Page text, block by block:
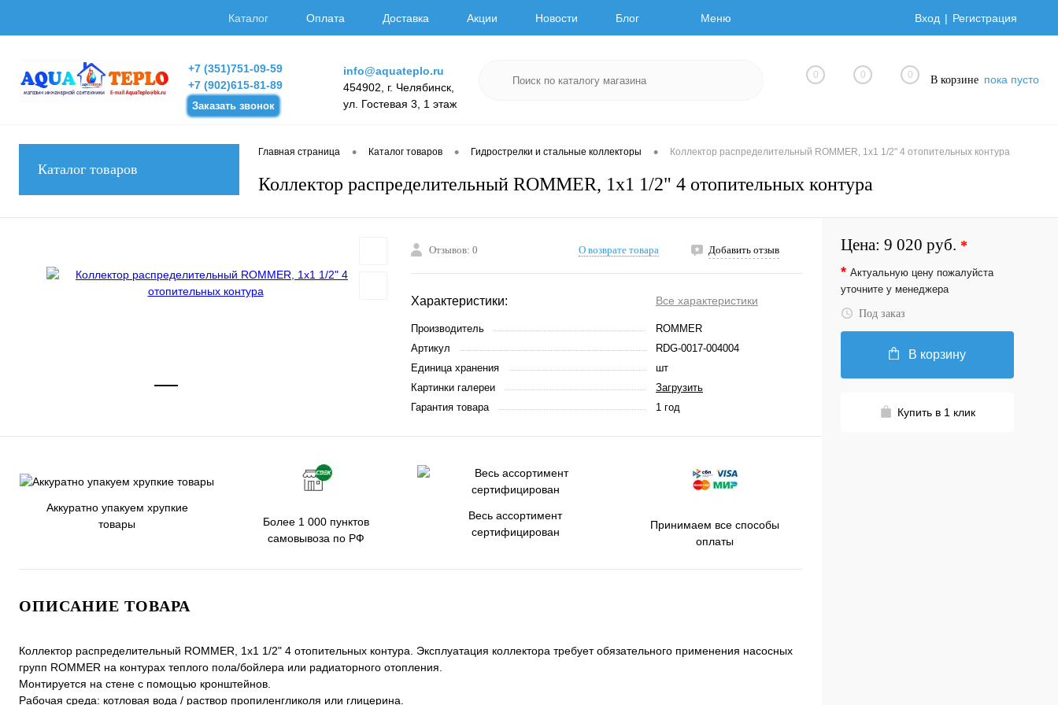
Каталог Оплата Доставка Акции Новости Блог Меню Вход Регистрация
+7 (351)751-09-59
+7 (902)615-81-89
Заказать звонок
info@aquateplo.ru
454902, г. Челябинск,
ул. Гостевая 3, 1 этаж
0 0 0 В корзине пока пусто
Каталог товаров
Главная страница • Каталог товаров • Гидрострелки и стальные коллекторы • Коллектор распределительный ROMMER, 1х1 1/2" 4 отопительных контура
Коллектор распределительный ROMMER, 1х1 1/2" 4 отопительных контура
Отзывов: 0 О возврате товара Добавить отзыв
Характеристики: Все характеристики
Производитель
ROMMER
Артикул
RDG-0017-004004
Единица хранения
шт
Картинки галереи
Загрузить
Гарантия товара
1 год
Аккуратно упакуем хрупкие
товары
Более 1 000 пунктов
самовывоза по РФ
Весь ассортимент
сертифицирован
Принимаем все способы
оплаты
ОПИСАНИЕ ТОВАРА
Коллектор распределительный ROMMER, 1х1 1/2" 4 отопительных контура. Эксплуатация коллектора требует обязательного применения насосных
групп ROMMER на контурах теплого пола/бойлера или радиаторного отопления.
Монтируется на стене с помощью кронштейнов.
Рабочая среда: котловая вода / раствор пропиленгликоля или глицерина.
Цена: 9 020 руб. *
* Актуальную цену пожалуйста
уточните у менеджера
Под заказ
В корзину
Купить в 1 клик